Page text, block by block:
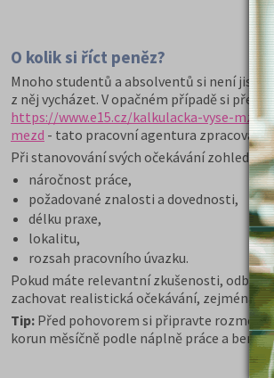
O kolik si říct peněz?
Mnoho studentů a absolventů si není
z něj vycházet. V opačném případě si
https://www.e15.cz/kalkulacka-vyse-
mezd - tato pracovní agentura zpracovává
Při stanovování svých očekávání
náročnost práce,
požadované znalosti a dovednosti,
délku praxe,
lokalitu,
rozsah pracovního úvazku.
Pokud máte relevantní zkušenosti,
zachovat realistická očekávání, zejména u
Tip: Před pohovorem si připravte rozmezí,
korun měsíčně podle náplně práce a